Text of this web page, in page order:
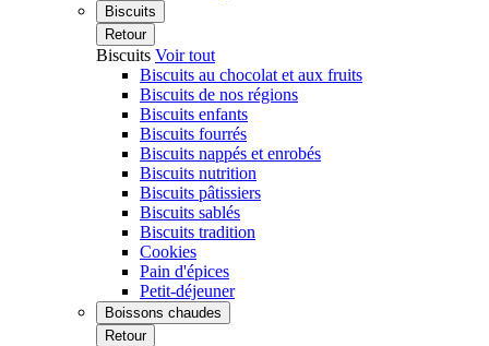
Biscuits
Retour
Biscuits Voir tout
Biscuits au chocolat et aux fruits
Biscuits de nos régions
Biscuits enfants
Biscuits fourrés
Biscuits nappés et enrobés
Biscuits nutrition
Biscuits pâtissiers
Biscuits sablés
Biscuits tradition
Cookies
Pain d'épices
Petit-déjeuner
Boissons chaudes
Retour